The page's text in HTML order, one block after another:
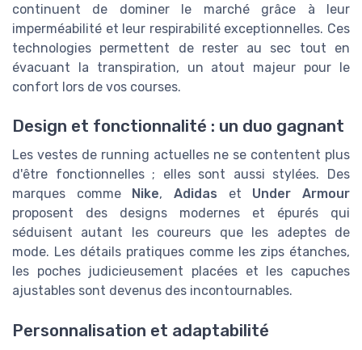
continuent de dominer le marché grâce à leur
imperméabilité et leur respirabilité exceptionnelles. Ces
technologies permettent de rester au sec tout en
évacuant la transpiration, un atout majeur pour le
confort lors de vos courses.
Design et fonctionnalité : un duo gagnant
Les vestes de running actuelles ne se contentent plus
d'être fonctionnelles ; elles sont aussi stylées. Des
marques comme
Nike,Adidas et Under Armour
proposent des designs modernes et épurés qui
séduisent autant les coureurs que les adeptes de
mode. Les détails pratiques comme les zips étanches,
les poches judicieusement placées et les capuches
ajustables sont devenus des incontournables.
Personnalisation et adaptabilité